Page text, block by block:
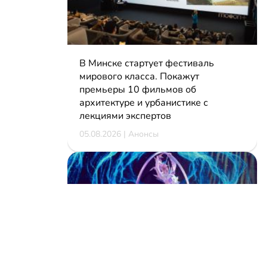
В Минске стартует фестиваль
мирового класса. Покажут
премьеры 10 фильмов об
архитектуре и урбанистике с
лекциями экспертов
05.08.2026 | Анонсы